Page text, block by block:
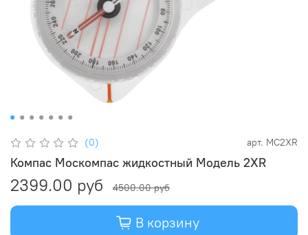
(0) арт. MC2XR
Компас Москомпас жидкостный Модель 2XR
2399.00 руб 4500.00 руб
В корзину